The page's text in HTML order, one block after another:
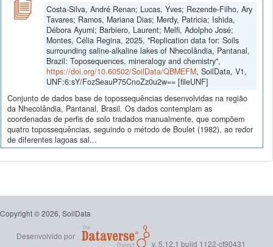
Costa-Silva, André Renan; Lucas, Yves; Rezende-Filho, Ary
Tavares; Ramos, Mariana Dias; Merdy, Patricia; Ishida,
Débora Ayumi; Barbiero, Laurent; Melfi, Adolpho José;
Montes, Célia Regina, 2025, "Replication data for: Soils
surrounding saline-alkaline lakes of Nhecolândia, Pantanal,
Brazil: Toposequences, mineralogy and chemistry",
https://doi.org/10.60502/SoilData/QBMEFM, SoilData, V1,
UNF:6:sY/FozSeauP75CnoZz0u2w== [fileUNF]
Conjunto de dados base de topossequências desenvolvidas na região
da Nhecolândia, Pantanal, Brasil. Os dados contemplam as
coordenadas de perfis de solo tradados manualmente, que compõem
quatro topossequências, seguindo o método de Boulet (1982), ao redor
de diferentes lagoas sal...
Copyright © 2026, SoilData
Desenvolvido por
v. 5.12.1 build 1122-cf90431